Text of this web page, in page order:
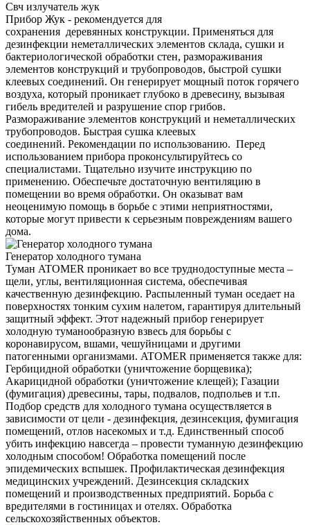
Свч излучатель жук
Прибор Жук - рекомендуется для
сохранения деревянных конструкции. Применяться для
дезинфекции неметаллических элементов склада, сушки и
бактериологической обработки стен, размораживания
элементов конструкций и трубопроводов, быстрой сушки
клеевых соединений. Он генерирует мощный поток горячего
воздуха, который проникает глубоко в древесину, вызывая
гибель вредителей и разрушение спор грибов.
Размораживание элементов конструкций и неметаллических
трубопроводов. Быстрая сушка клеевых
соединений. Рекомендации по использованию. Перед
использованием прибора проконсультируйтесь со
специалистами. Тщательно изучите инструкцию по
применению. Обеспечьте достаточную вентиляцию в
помещении во время обработки. Он оказыват вам
неоценимую помощь в борьбе с этими неприятностями,
которые могут привести к серьезным повреждениям вашего
дома.
Генератор холодного тумана
Туман ATOMER проникает во все труднодоступные места –
щели, углы, вентиляционная система, обеспечивая
качественную дезинфекцию. Распыленный туман оседает на
поверхностях тонким сухим налетом, гарантируя длительный
защитный эффект. Этот надежный прибор генерирует
холодную туманообразную взвесь для борьбы с
коронавирусом, вшами, чешуйницами и другими
патогенными организмами. ATOMER применяется также для:
Гербицидной обработки (уничтожение борщевика);
Акарицидной обработки (уничтожение клещей); Газации
(фумигация) древесины, тары, подвалов, подпольев и т.п.
Подбор средств для холодного тумана осуществляется в
зависимости от цели - дезинфекция, дезинсекция, фумигация
помещений, отлов насекомых и т.д. Единственный способ
убить инфекцию навсегда – провести туманную дезинфекцию
холодным способом! Обработка помещений после
эпидемических вспышек. Профилактическая дезинфекция
медицинских учреждений. Дезинсекция складских
помещений и производственных предприятий. Борьба с
вредителями в гостиницах и отелях. Обработка
сельскохозяйственных объектов.